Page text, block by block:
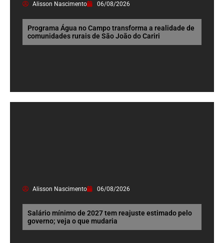
Alisson Nascimento 06/08/2026
Programa Água no Campo transforma a realidade de
comunidades rurais de São João do Cariri
Alisson Nascimento 06/08/2026
Salário mínimo de 2027 tem reajuste estimado pelo
governo; veja o que mudaria